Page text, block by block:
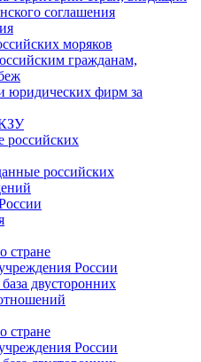
соглашения
моряков
гражданам,
юридических фирм за
российских
российских
стране
России
двусторонних
стране
России